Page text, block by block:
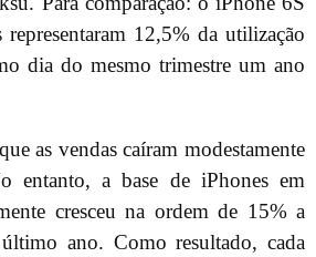
12,5% da utilização
dia do mesmo trimestre um ano
as vendas caíram modestamente
entanto, a base de iPhones em
cresceu na ordem de 15% a
ano. Como resultado, cada